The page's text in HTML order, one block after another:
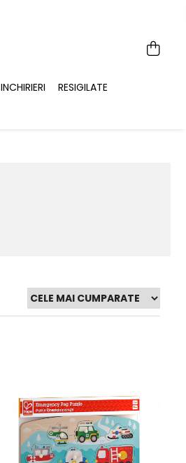
INCHIRIERI
RESIGILATE